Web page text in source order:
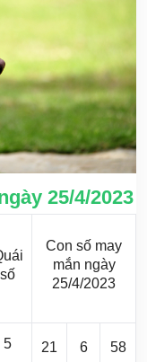
25/4/2023
số
Con số may
mắn ngày
25/4/2023
5 21 6 58